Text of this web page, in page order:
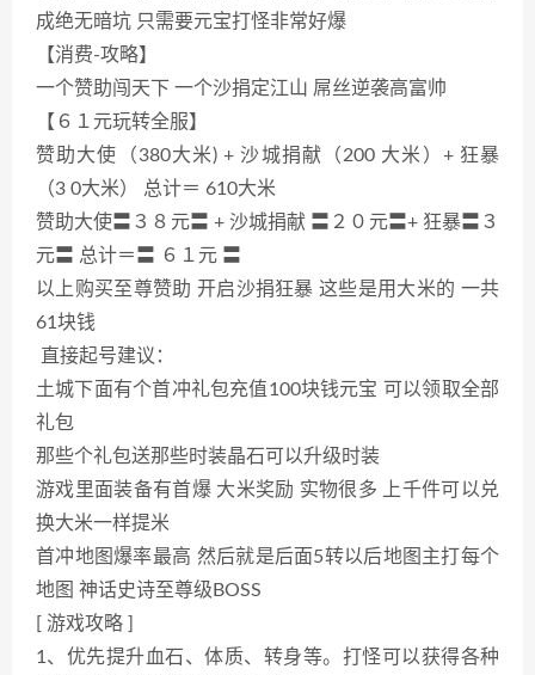
成绝无暗坑 只需要元宝打怪非常好爆
【消费-攻略】
一个赞助闯天下 一个沙捐定江山 屌丝逆袭高富帅
【６１元玩转全服】
赞助大使（380大米) + 沙城捐献（200 大米）+ 狂暴
（3 0大米） 总计＝ 610大米
赞助大使〓３８元〓 + 沙城捐献 〓２０元〓+ 狂暴〓３
元〓 总计＝〓 ６１元 〓
以上购买至尊赞助 开启沙捐狂暴 这些是用大米的 一共
61块钱
直接起号建议：
土城下面有个首冲礼包充值100块钱元宝 可以领取全部
礼包
那些个礼包送那些时装晶石可以升级时装
游戏里面装备有首爆 大米奖励 实物很多 上千件可以兑
换大米一样提米
首冲地图爆率最高 然后就是后面5转以后地图主打每个
地图 神话史诗至尊级BOSS
[ 游戏攻略 ]
1、优先提升血石、体质、转身等。打怪可以获得各种